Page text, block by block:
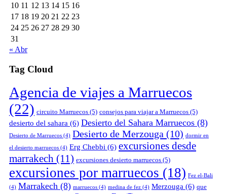
10 11 12 13 14 15 16
17 18 19 20 21 22 23
24 25 26 27 28 29 30
31
« Abr
Tag Cloud
Agencia de viajes a Marruecos
(22) circuito Marruecos (5) consejos para viajar a Marruecos (5)
desierto del sahara (6) Desierto del Sahara Marruecos (8)
Desierto de Marruecos (4) Desierto de Merzouga (10) dormir en
el desierto marruecos (4) Erg Chebbi (6) excursiones desde
marrakech (11) excursiones desierto marruecos (5)
excursiones por marruecos (18) Fez el-Bali
(4) Marrakech (8) marruecos (4) medina de fez (4) Merzouga (6) que